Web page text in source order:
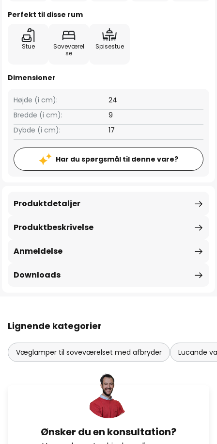
Perfekt til disse rum
Stue
Soveværel
se
Spisestue
Dimensioner
Bredde (i cm): 9
Højde (i cm): 24
Dybde (i cm): 17
Har du spørgsmål til denne vare?
Produktbeskrivelse
Produktdetaljer
Anmeldelse
Downloads
Lignende kategorier
Væglamper til soveværelset med afbryder Lucande
Ønsker du en konsultation?